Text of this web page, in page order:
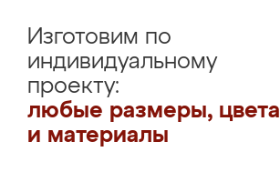
Изготовим по
индивидуальному
проекту:
любые размеры, цвета
и материалы